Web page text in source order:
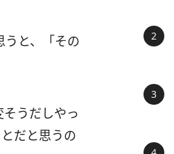
と、「その
うだしやっ
だと思うの